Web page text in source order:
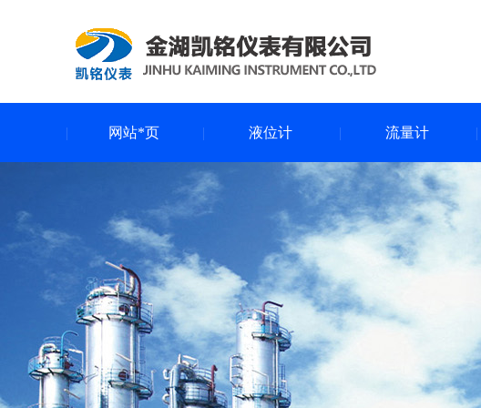
网站*页 液位计 流量计